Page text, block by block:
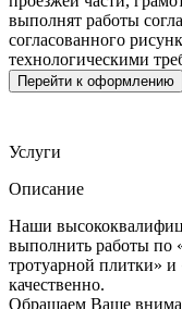
выполнят работы
согласованного
технологическими
Перейти к оформлению
Услуги
Описание
Наши
выполнить работы по
тротуарной плитки»
качественно.
Обращаем Ваше